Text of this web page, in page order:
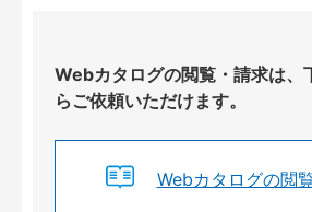
Webカタログの閲覧・請求は、
らご依頼いただけます。
Webカタログの閲